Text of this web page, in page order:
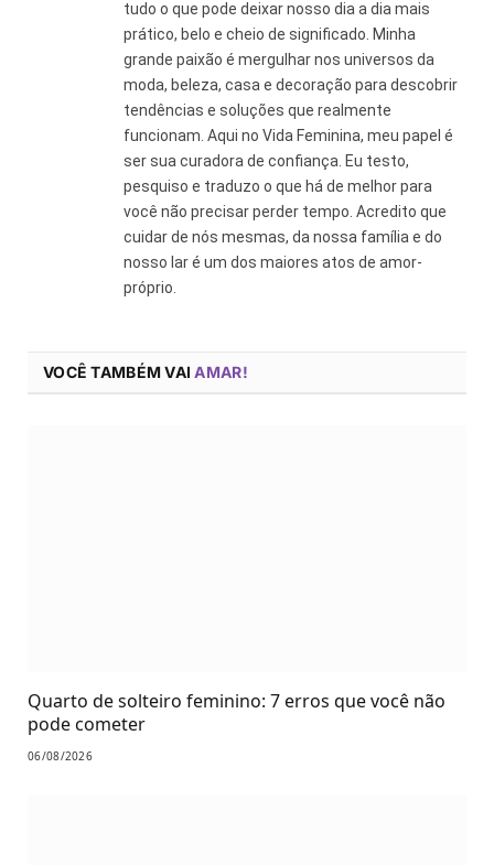
tudo o que pode deixar nosso dia a dia mais
prático, belo e cheio de significado. Minha
grande paixão é mergulhar nos universos da
moda, beleza, casa e decoração para descobrir
tendências e soluções que realmente
funcionam. Aqui no Vida Feminina, meu papel é
ser sua curadora de confiança. Eu testo,
pesquiso e traduzo o que há de melhor para
você não precisar perder tempo. Acredito que
cuidar de nós mesmas, da nossa família e do
nosso lar é um dos maiores atos de amor-
próprio.
VOCÊ TAMBÉM VAIAMAR!
Quarto de solteiro feminino: 7 erros que você não
pode cometer
06/08/2026